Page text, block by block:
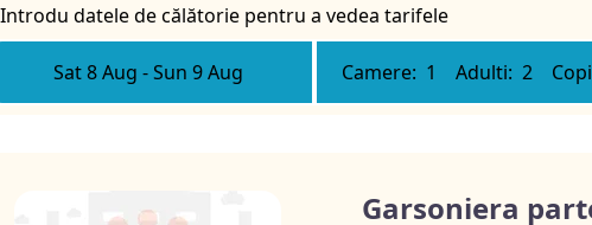
Introdu datele de călătorie pentru a vedea tarifele
Sat 8 Aug -Sun 9 Aug Camere: 1 Adulti: 2
Garsoniera